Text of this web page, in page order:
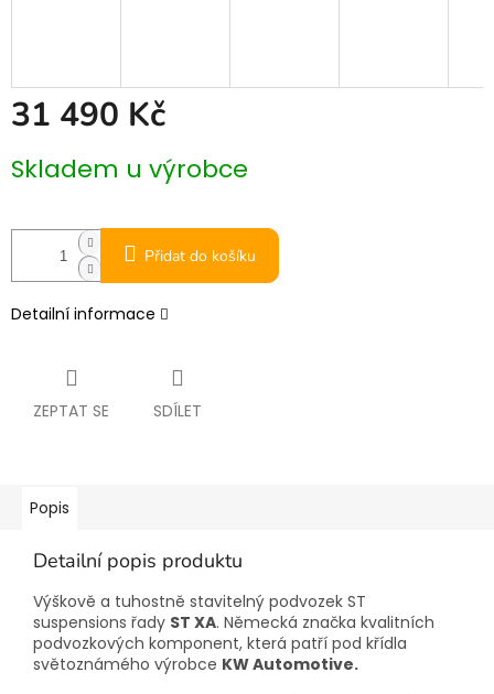
31 490 Kč
cena:
Skladem u výrobce
Přidat do košíku
Detailní informace
ZEPTAT SE SDÍLET
Popis
Detailní popis produktu
Výškově a tuhostně stavitelný podvozek ST
suspensions řady ST XA. Německá značka kvalitních
podvozkových komponent, která patří pod křídla
světoznámého výrobce KW Automotive.